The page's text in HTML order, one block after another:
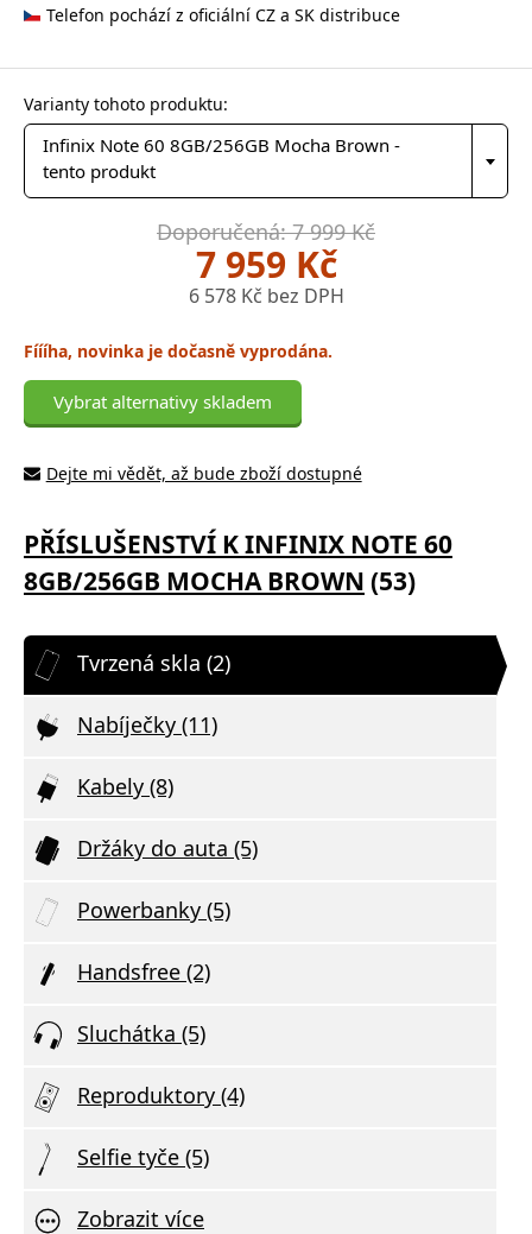
Telefon pochází z oficiální CZ a SK distribuce
Varianty tohoto produktu:
Infinix Note 60 8GB/256GB Mocha Brown -
tento produkt
Doporučená: 7 999 Kč
7 959 Kč
6 578 Kč bez DPH
Fíííha, novinka je dočasně vyprodána.
Vybrat alternativy skladem
Dejte mi vědět, až bude zboží dostupné
PŘÍSLUŠENSTVÍ K INFINIX NOTE 60
8GB/256GB MOCHA BROWN (53)
Tvrzená skla (2)
Nabíječky (11)
Kabely (8)
Držáky do auta (5)
Powerbanky (5)
Handsfree (2)
Sluchátka (5)
Reproduktory (4)
Selfie tyče (5)
Zobrazit více